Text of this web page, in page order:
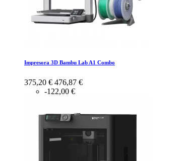
Impresora 3D Bambu Lab A1 Combo
375,20 € 476,87 €
-122,00 €